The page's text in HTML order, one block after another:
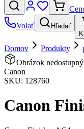
Volať
Hľadať
Domov Produkty
Obrázok nedostupný
Canon
SKU: 128760
Canon